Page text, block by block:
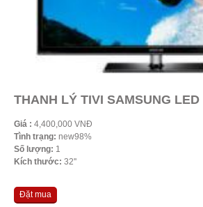
THANH LÝ TIVI SAMSUNG
Giá : 4,400,000 VNĐ
Tình trạng: new98%
Số lượng: 1
Kích thước: 32''
Đặt mua